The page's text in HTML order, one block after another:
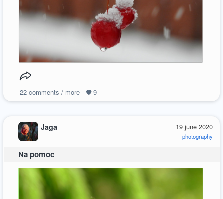
22comments / more 9
19 june 2020
photography
Jaga
Na pomoc